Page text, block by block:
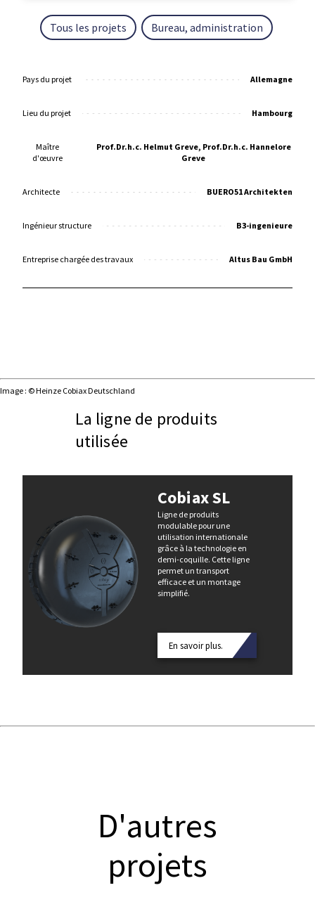
Tous les projets Bureau, administration
Pays du projet Allemagne
Lieu du projet Hambourg
Maître
d'œuvre
Prof.Dr.h.c. Helmut Greve, Prof.Dr.h.c. Hannelore
Greve
Architecte BUERO51 Architekten
Ingénieur structure B3-ingenieure
Entreprise chargée des travaux Altus Bau GmbH
Image : © Heinze Cobiax Deutschland
La ligne de produits
utilisée
Cobiax SL
Ligne de produits
modulable pour une
utilisation internationale
grâce à la technologie en
demi-coquille. Cette ligne
permet un transport
efficace et un montage
simplifié.
En savoir plus.
D'autres
projets